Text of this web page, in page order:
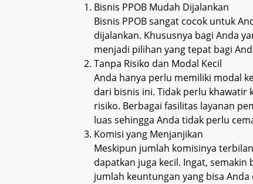
Bisnis PPOB Mudah Dijalankan
Bisnis PPOB sangat cocok untuk
dijalankan. Khususnya bagi Anda
menjadi pilihan yang tepat bagi
Tanpa Risiko dan Modal Kecil
Anda hanya perlu memiliki modal
dari bisnis ini. Tidak perlu khawatir
risiko. Berbagai fasilitas layanan
luas sehingga Anda tidak perlu
Komisi yang Menjanjikan
Meskipun jumlah komisinya
dapatkan juga kecil. Ingat,
jumlah keuntungan yang bisa Anda